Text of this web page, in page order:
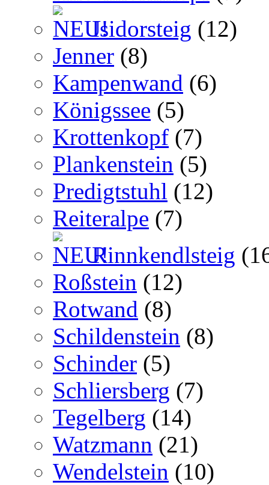
Isidorsteig (12)
Jenner (8)
Kampenwand (6)
Königssee (5)
Krottenkopf (7)
Plankenstein (5)
Predigtstuhl (12)
Reiteralpe (7)
Rinnkendlsteig
Roßstein (12)
Rotwand (8)
Schildenstein (8)
Schinder (5)
Schliersberg (7)
Tegelberg (14)
Watzmann (21)
Wendelstein (10)